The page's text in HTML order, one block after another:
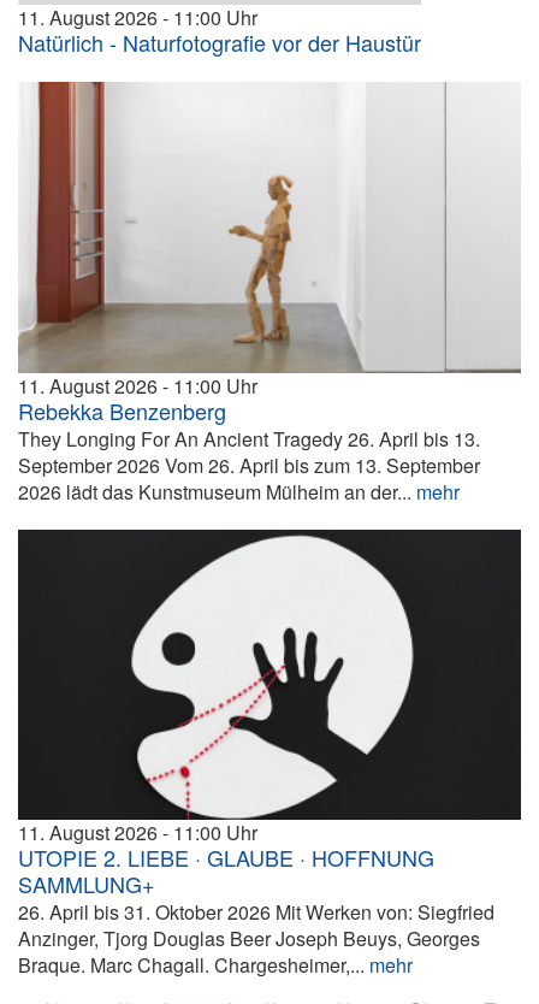
11. August 2026 11:00
Natürlich - Naturfotografie vor der Haustür
11. August 2026 11:00
Rebekka Benzenberg
They Longing For An Ancient Tragedy 26. April bis 13.
September 2026 Vom 26. April bis zum 13. September
2026 lädt das Kunstmuseum Mülheim an der... mehr
11. August 2026 11:00
UTOPIE 2. LIEBE · GLAUBE · HOFFNUNG
SAMMLUNG+
26. April bis 31. Oktober 2026 Mit Werken von: Siegfried
Anzinger, Tjorg Douglas Beer Joseph Beuys, Georges
Braque. Marc Chagall. Chargesheimer,... mehr